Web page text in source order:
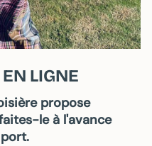
LIGNE
propose
le à l'avance